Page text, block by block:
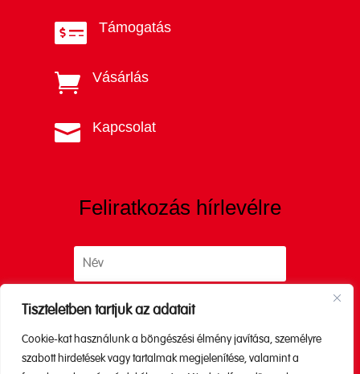
Tiszteletben tartjuk az adatait
Cookie-kat használunk a böngészési élmény javítása, személyre
szabott hirdetések vagy tartalmak megjelenítése, valamint a
 Támogatás
 Vásárlás
 Kapcsolat
Feliratkozás hírlevélre
Küldés